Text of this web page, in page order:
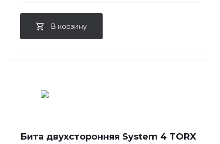
В корзину
Бита двухсторонняя System 4 TORX